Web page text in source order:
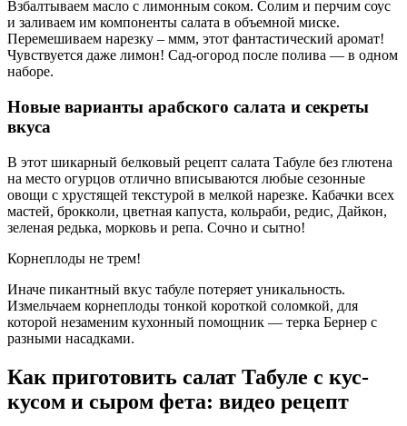
Взбалтываем масло с лимонным соком. Солим и перчим соус
и заливаем им компоненты салата в объемной миске.
Перемешиваем нарезку – ммм, этот фантастический аромат!
Чувствуется даже лимон! Сад-огород после полива — в одном
наборе.
Новые варианты арабского салата и секреты
вкуса
В этот шикарный белковый рецепт салата Табуле без глютена
на место огурцов отлично вписываются любые сезонные
овощи с хрустящей текстурой в мелкой нарезке. Кабачки всех
мастей, брокколи, цветная капуста, кольраби, редис, Дайкон,
зеленая редька, морковь и репа. Сочно и сытно!
Корнеплоды не трем!
Иначе пикантный вкус табуле потеряет уникальность.
Измельчаем корнеплоды тонкой короткой соломкой, для
которой незаменим кухонный помощник — терка Бернер с
разными насадками.
Как приготовить салат Табуле с кус-
кусом и сыром фета: видео рецепт